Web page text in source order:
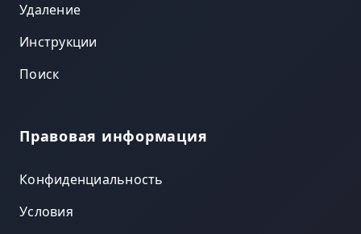
Удаление
Инструкции
Поиск
Правовая информация
Конфиденциальность
Условия